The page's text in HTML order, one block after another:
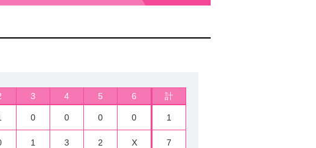
3 4 5 6 計
0 0 0 0 1
1 3 2 X 7